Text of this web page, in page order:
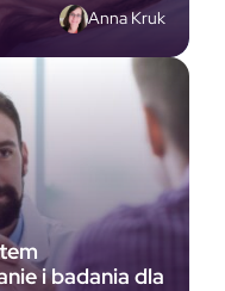
Anna Kruk
i badania dla